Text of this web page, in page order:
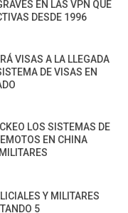
EN LAS VPN QUE
DESDE 1996
VISAS A LA LLEGADA
DE VISAS EN
LOS SISTEMAS DE
EN CHINA
Y MILITARES
5